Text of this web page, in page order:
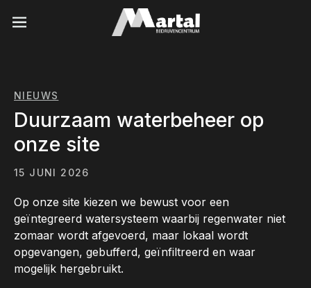
NIEUWS
Duurzaam waterbeheer op
onze site
15 JUNI 2026
Op onze site kiezen we bewust voor een
geïntegreerd watersysteem waarbij regenwater niet
zomaar wordt afgevoerd, maar lokaal wordt
opgevangen, gebufferd, geïnfiltreerd en waar
mogelijk hergebruikt.